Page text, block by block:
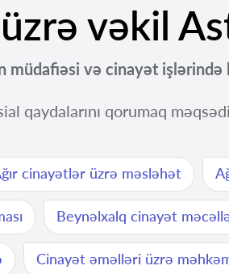
vəkil
müdafiəsi və cinayət
qaydalarını qorumaq
cinayətlər üzrə məsləhət
Beynəlxalq cinayət
Cinayət əməlləri üzrə